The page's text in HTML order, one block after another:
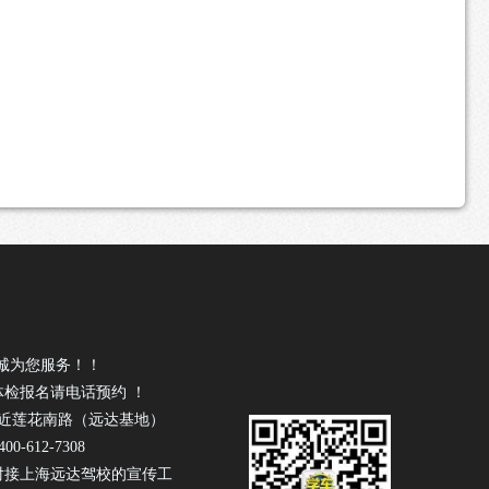
为您服务！！
报名请电话预约 ！
莲花南路（远达基地）
612-7308
上海远达驾校的宣传工